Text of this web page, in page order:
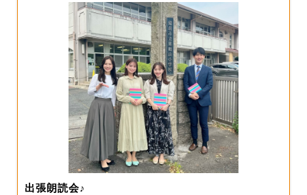
出張朗読会♪